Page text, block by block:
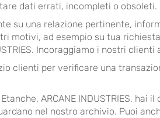
dati errati, incompleti o obsoleti.
su una relazione pertinente,
motivi, ad esempio su tua
Incoraggiamo i nostri
clienti per verificare una
ARCANE INDUSTRIES,
nel nostro archivio. Puoi